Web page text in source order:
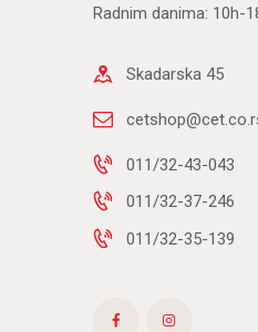
Radnim danima: 10h-
Skadarska 45
011/32-43-043
011/32-37-246
011/32-35-139